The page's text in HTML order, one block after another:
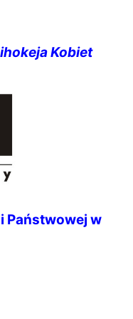
Kobiet
Państwowej w